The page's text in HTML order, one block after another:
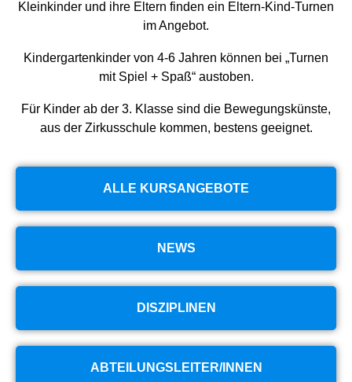
Kleinkinder und ihre Eltern finden ein Eltern-Kind-Turnen
im Angebot.
Kindergartenkinder von 4-6 Jahren können bei „Turnen
mit Spiel + Spaß“ austoben.
Für Kinder ab der 3. Klasse sind die Bewegungskünste,
aus der Zirkusschule kommen, bestens geeignet.
ALLE KURSANGEBOTE
NEWS
DISZIPLINEN
ABTEILUNGSLEITER/INNEN